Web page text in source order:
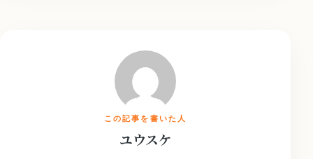
この記事を書いた人
ユウスケ